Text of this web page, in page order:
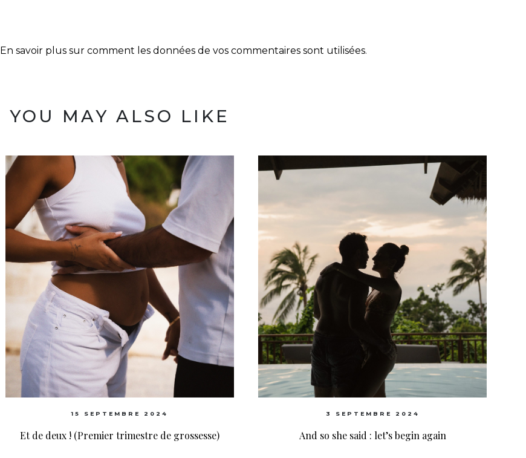
En savoir plus sur comment les données de vos commentaires sont utilisées.
YOU MAY ALSO LIKE
15 SEPTEMBRE 2024
Et de deux ! (Premier trimestre de grossesse)
3 SEPTEMBRE 2024
And so she said : let’s begin again